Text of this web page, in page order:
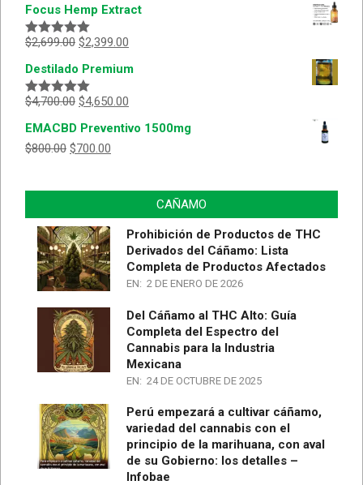
Focus Hemp Extract
Valorado
5
$2,699.00 $2,399.00
Destilado Premium
Valorado
5
$4,700.00 $4,650.00
EMACBD Preventivo 1500mg
$800.00 $700.00
CAÑAMO
Prohibición de Productos de THC
Derivados del Cáñamo: Lista
Completa de Productos Afectados
EN: 2 DE ENERO DE 2026
Del Cáñamo al THC Alto: Guía
Completa del Espectro del
Cannabis para la Industria
Mexicana
EN: 24 DE OCTUBRE DE 2025
Perú empezará a cultivar cáñamo,
variedad del cannabis con el
principio de la marihuana, con aval
de su Gobierno: los detalles –
Infobae